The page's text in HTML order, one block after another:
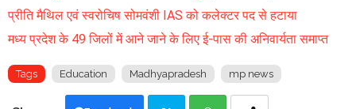
प्रीति मैथिल एवं स्वरोचिष सोमवंशी IAS को कलेक्टर पद से हटाया
मध्य प्रदेश के 49 जिलों में आने जाने के लिए ई-पास की अनिवार्यता समाप्त
Tags Education Madhyapradesh mp news